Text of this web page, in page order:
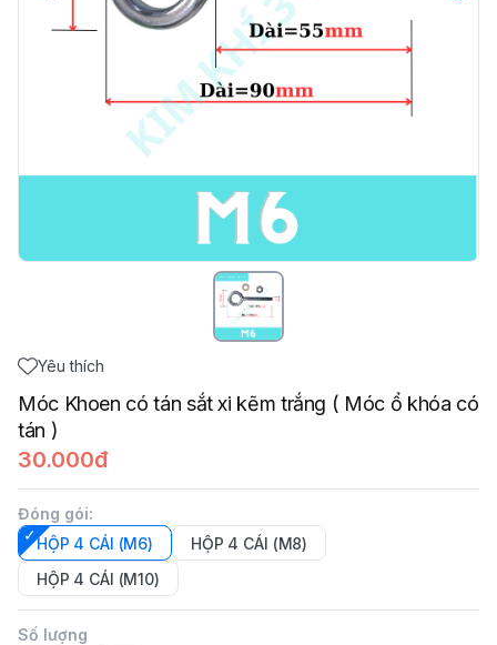
Yêu thích
Móc Khoen có tán sắt xi kẽm trắng ( Móc ổ khóa có
tán )
30.000đ
Đóng gói:
HỘP 4 CÁI (M6)
HỘP 4 CÁI (M8)
HỘP 4 CÁI (M10)
Số lượng